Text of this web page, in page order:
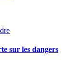
sur les dangers